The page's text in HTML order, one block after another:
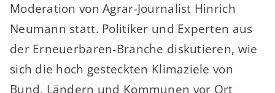
Moderation von Agrar-Journalist Hinrich
Neumann statt. Politiker und Experten aus
der Erneuerbaren-Branche diskutieren, wie
sich die hoch gesteckten Klimaziele von
Bund, Ländern und Kommunen vor Ort